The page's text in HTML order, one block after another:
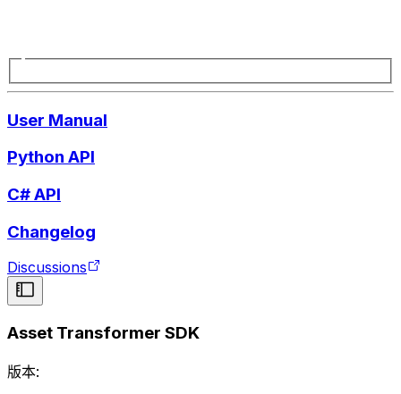
User Manual
Python API
C# API
Changelog
Discussions
Asset Transformer SDK
版本: